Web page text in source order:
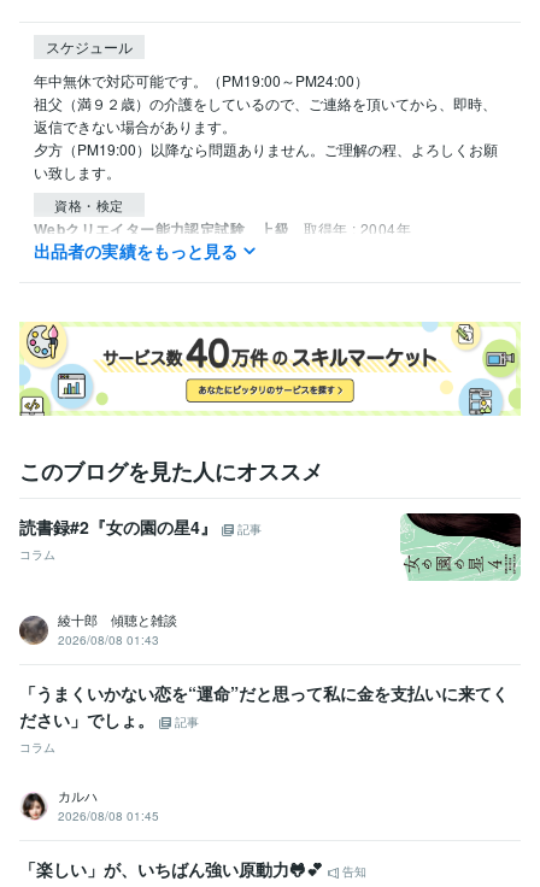
スケジュール
年中無休で対応可能です。（PM19:00～PM24:00）
祖父（満９２歳）の介護をしているので、ご連絡を頂いてから、即時、
返信できない場合があります。
夕方（PM19:00）以降なら問題ありません。ご理解の程、よろしくお願
い致します。
資格・検定
Webクリエイター能力認定試験 上級 取得年 : 2004年
PowerPointプレゼンテーション技能認定試験 上級
Excel表計算処理技能認定試験 3級 取得年 : 2003年
シスアド技術者能力認定試験 3級 取得年 : 2003年
J検 情報処理活用能力検定3級 取得年 : 2003年
普通自動車第一種運転免許（AT限定） 取得年 : 2018年
住まい・美容・生活相談
【介護相談】１０年以上がんばっています
【ダイエット相談】むずかしい話はしません
ワクチン接種
相談
ライフスタイル
出品者の実績をもっと見る
このブログを見た人にオススメ
読書録#2『女の園の星4』
記事
コラム
綾十郎 傾聴と雑談
2026/08/08 01:43
「うまくいかない恋を“運命”だと思って私に金を支払いに来てく
ださい」でしょ。
記事
コラム
カルハ
2026/08/08 01:45
「楽しい」が、いちばん強い原動力🐸💕
告知